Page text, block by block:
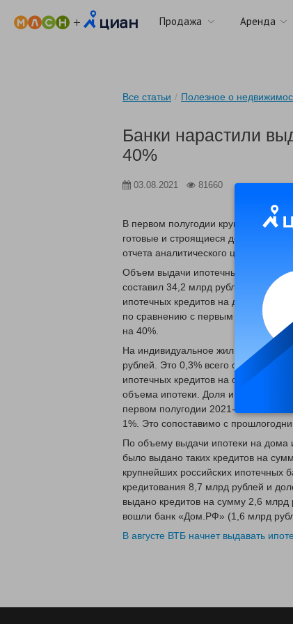
Продажа Аренда
Все статьи / Полезное о
Банки нарастили
40%
03.08.2021 81660
В первом полугодии крупные
готовые и строящиеся дома и
отчета аналитического центра
Объем выдачи ипотечных кредитов
составил 34,2 млрд рублей. По
ипотечных кредитов на дома и
по сравнению с первым полугодием
на 40%.
На индивидуальное жилищное
рублей. Это 0,3% всего объема
ипотечных кредитов на общую
объема ипотеки. Доля ипотечных
первом полугодии 2021-го в
1%. Это сопоставимо с
По объему выдачи ипотеки на дома
было выдано таких кредитов на
крупнейших российских ипотечных
кредитования 8,7 млрд рублей и
выдано кредитов на сумму 2,6 млрд
вошли банк «Дом.РФ» (1,6 млрд
В августе ВТБ начнет выдавать